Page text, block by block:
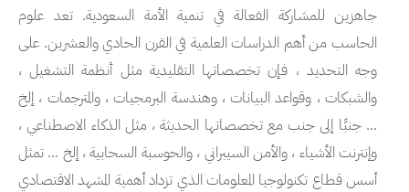
جاهزين للمشاركة الفعالة في تنمية الأمة السعودية. تعد علوم
الحاسب من أهم الدراسات العلمية في القرن الحادي والعشرين. على
وجه التحديد ، فإن تخصصاتها التقليدية مثل أنظمة التشغيل ،
والشبكات ، وقواعد البيانات ، وهندسة البرمجيات ، والمترجمات ، إلخ
... جنبًا إلى جنب مع تخصصاتها الحديثة ، مثل الذكاء الاصطناعي ،
وإنترنت الأشياء ، والأمن السيبراني ، والحوسبة السحابية ، إلخ ... تمثل
أسس قطاع تكنولوجيا المعلومات الذي تزداد أهمية المشهد الاقتصادي